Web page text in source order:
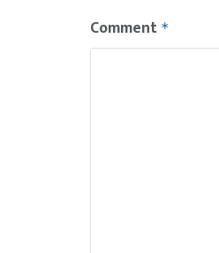
Comment *